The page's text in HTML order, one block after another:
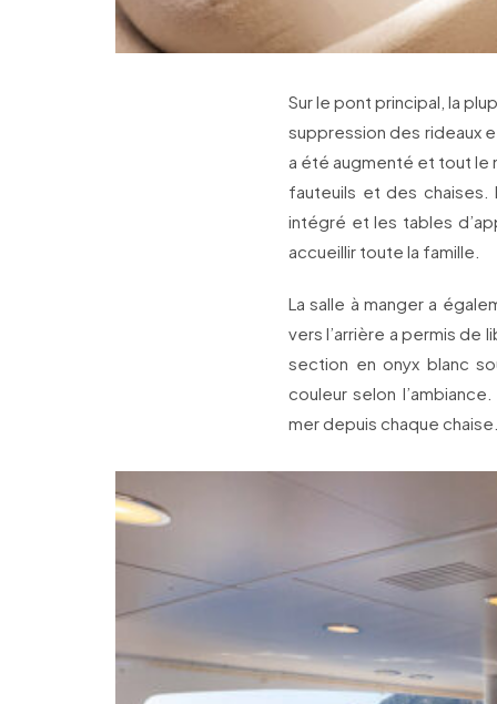
Sur le pont principal, la
suppression des rideaux
a été augmenté et tout le
fauteuils et des chaises.
intégré et les tables
accueillir toute la famille.
La salle à manger a
vers l’arrière a permis de
section en onyx blanc
couleur selon
mer depuis chaque